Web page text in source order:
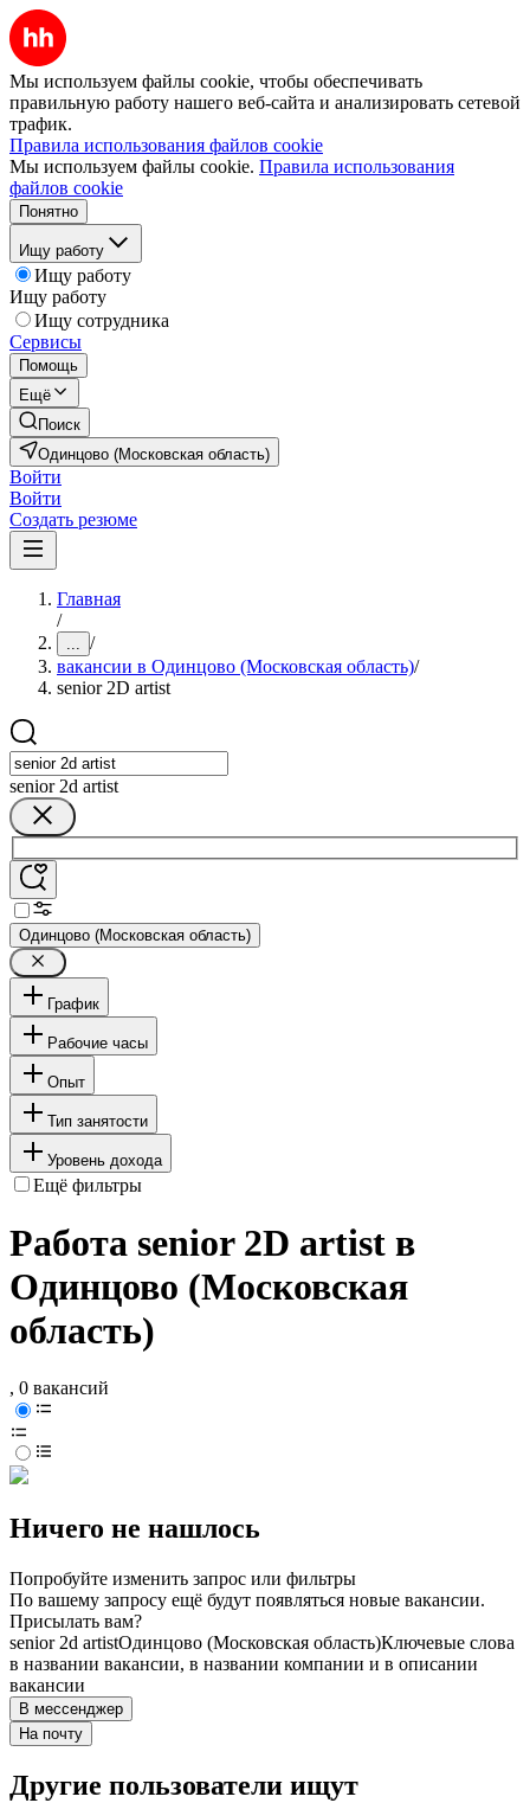
Мы используем файлы cookie, чтобы обеспечивать
правильную работу нашего веб-сайта и анализировать сетевой
трафик.
Правила использования файлов cookie
Мы используем файлы cookie. Правила использования
файлов cookie
Понятно
Ищу работу
Ищу работу
Ищу работу
Ищу сотрудника
Сервисы
Помощь
Ещё
Поиск
Одинцово (Московская область)
Войти
Войти
Создать резюме
Главная
/
... /
вакансии в Одинцово (Московская область)/
senior 2D artist
senior 2d artist
Одинцово (Московская область)
График
Рабочие часы
Опыт
Тип занятости
Уровень дохода
Ещё фильтры
Работа senior 2D artist в
Одинцово (Московская
область)
, 0 вакансий
Ничего не нашлось
Попробуйте изменить запрос или фильтры
По вашему запросу ещё будут появляться новые вакансии.
Присылать вам?
senior 2d artistОдинцово (Московская область)Ключевые слова
в названии вакансии, в названии компании и в описании
вакансии
В мессенджер
На почту
Другие пользователи ищут